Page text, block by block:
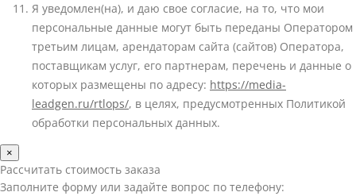
Я уведомлен(на), и даю свое согласие, на то, что мои
персональные данные могут быть переданы Оператором
третьим лицам, арендаторам сайта (сайтов) Оператора,
поставщикам услуг, его партнерам, перечень и данные о
которых размещены по адресу: https://media-
leadgen.ru/rtlops/, в целях, предусмотренных Политикой
обработки персональных данных.
×
Рассчитать стоимость заказа
Заполните форму или задайте вопрос по телефону: